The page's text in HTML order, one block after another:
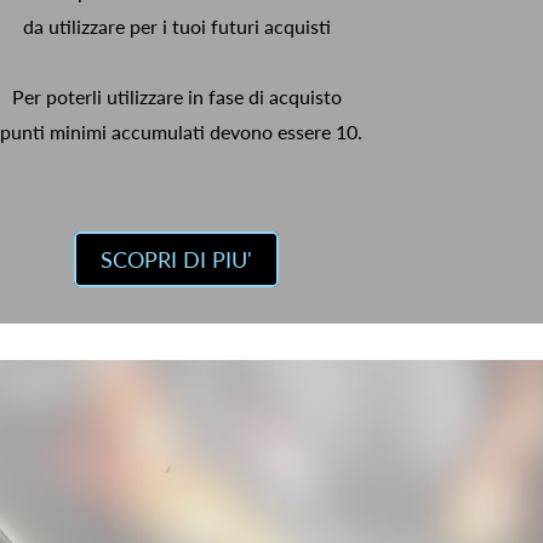
da utilizzare per i tuoi futuri acquisti
Per poterli utilizzare in fase di acquisto
minimi accumulati devono essere 10.
SCOPRI DI PIU'